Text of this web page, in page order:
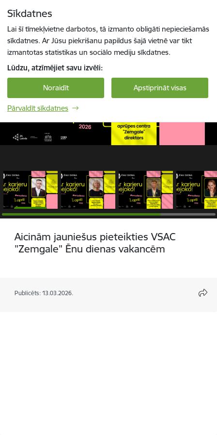
Sīkdatnes
Lai šī tīmekļvietne darbotos, tā izmanto obligāti nepieciešamās
sīkdatnes. Ar Jūsu piekrišanu papildus šajā vietnē var tikt
izmantotas statistikas un sociālo mediju sīkdatnes.
Lūdzu, atzīmējiet savu izvēli:
Noraidīt Apstiprināt visas
Pārvaldīt sīkdatnes
1 / 5
Aicinām jauniešus pieteikties VSAC
"Zemgale" Ēnu dienas vakancēm
Publicēts: 13.03.2026.